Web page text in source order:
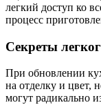
легкий доступ ко
процесс
Секреты
При обновлении
на отделку и цвет,
могут радикально